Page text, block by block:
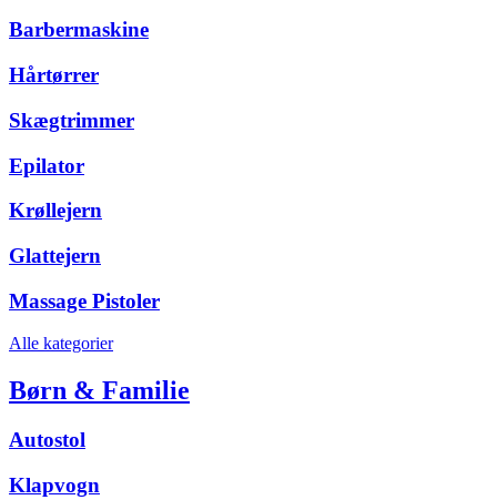
Barbermaskine
Hårtørrer
Skægtrimmer
Epilator
Krøllejern
Glattejern
Massage Pistoler
Alle kategorier
Børn & Familie
Autostol
Klapvogn